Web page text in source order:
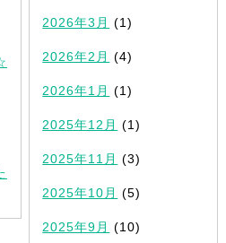
2026年3月 (1)
2026年2月 (4)
2026年1月 (1)
2025年12月 (1)
2025年11月 (3)
2025年10月 (5)
2025年9月 (10)